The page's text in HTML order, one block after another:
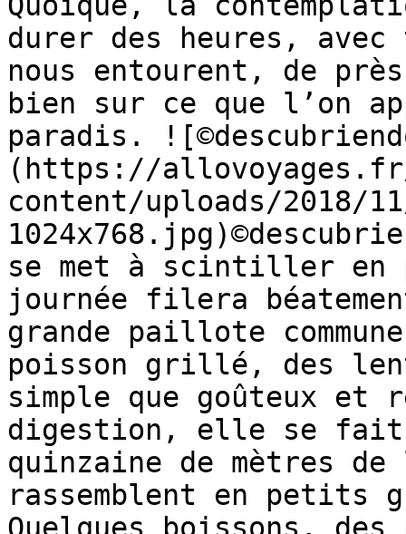
durer des heures,
nous entourent, de
bien sur ce que l’on
paradis.
(https://
content/uploads/2018/
se met à scintiller en
journée filera
grande paillote
poisson grillé, des
simple que goûteux et
digestion, elle se fait
quinzaine de mètres
rassemblent en petits